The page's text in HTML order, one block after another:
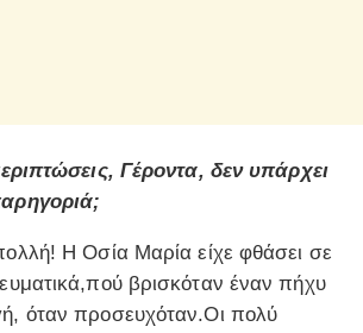
Γέροντα, δεν υπάρχει
Η Οσία Μαρία είχε φθάσει σε
βρισκόταν έναν πήχυ
όταν προσευχόταν.Οι πολύ